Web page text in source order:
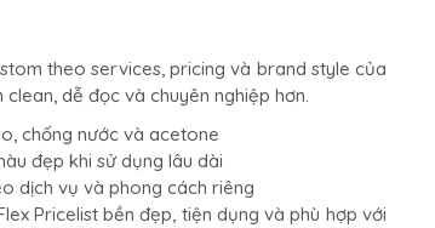
theo services, pricing và brand style của
dễ đọc và chuyên nghiệp hơn.
chống nước và acetone
đẹp khi sử dụng lâu dài
dịch vụ và phong cách riêng
Pricelist bền đẹp, tiện dụng và phù hợp với